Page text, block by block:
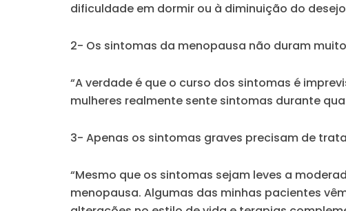
dificuldade em dormir ou à diminuição do desejo
2- Os sintomas da menopausa não duram muito
“A verdade é que o curso dos sintomas é
mulheres realmente sente sintomas durante
3- Apenas os sintomas graves precisam de
“Mesmo que os sintomas sejam leves a
menopausa. Algumas das minhas pacientes